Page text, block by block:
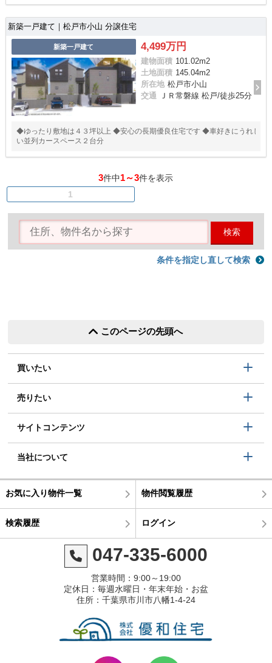
新築一戸建て｜松戸市小山 分譲住宅
新築一戸建て 4,499万円
建物面積 101.02m2
土地面積 145.04m2
所在地 松戸市小山
交通 ＪＲ常磐線 松戸/徒歩25分
◆ゆったり敷地は４３坪以上 ◆安心の長期優良住宅です ◆車好きにうれし
い並列カースペース２台分
3件中1～3件を表示
1
検索
条件を指定し直して検索
このページの先頭へ
買いたい
売りたい
サイトコンテンツ
当社について
お気に入り物件一覧 物件閲覧履歴
検索履歴 ログイン
047-335-6000
営業時間：9:00～19:00
定休日：毎週水曜日・年末年始・お盆
住所：千葉県市川市八幡1-4-24